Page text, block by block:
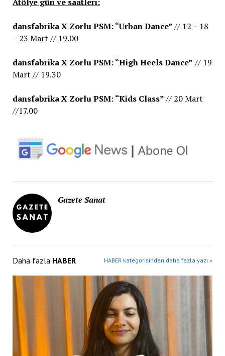
dansfabrika X Zorlu PSM: “Urban Dance”// 12 – 18
– 23 Mart // 19.00
dansfabrika X Zorlu PSM: “High Heels Dance” // 19
Mart // 19.30
dansfabrika X Zorlu PSM: “Kids Class”// 20 Mart
//17.00
Gazete Sanat
Daha fazla HABER HABER kategorisinden daha fazla yazı »